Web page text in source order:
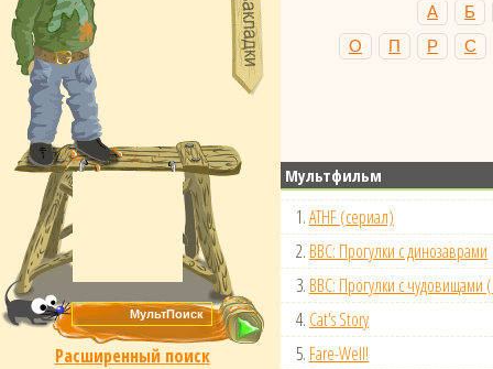
Расширенный поиск
А
Б
О
П Р С
Мультфильм
1.ATHF (сериал)
2. BBC: Прогулки с динозаврами
3. BBC: Прогулки с чудовищами
4. Cat's Story
5. Fare-Well!